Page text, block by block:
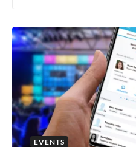
EVENTS